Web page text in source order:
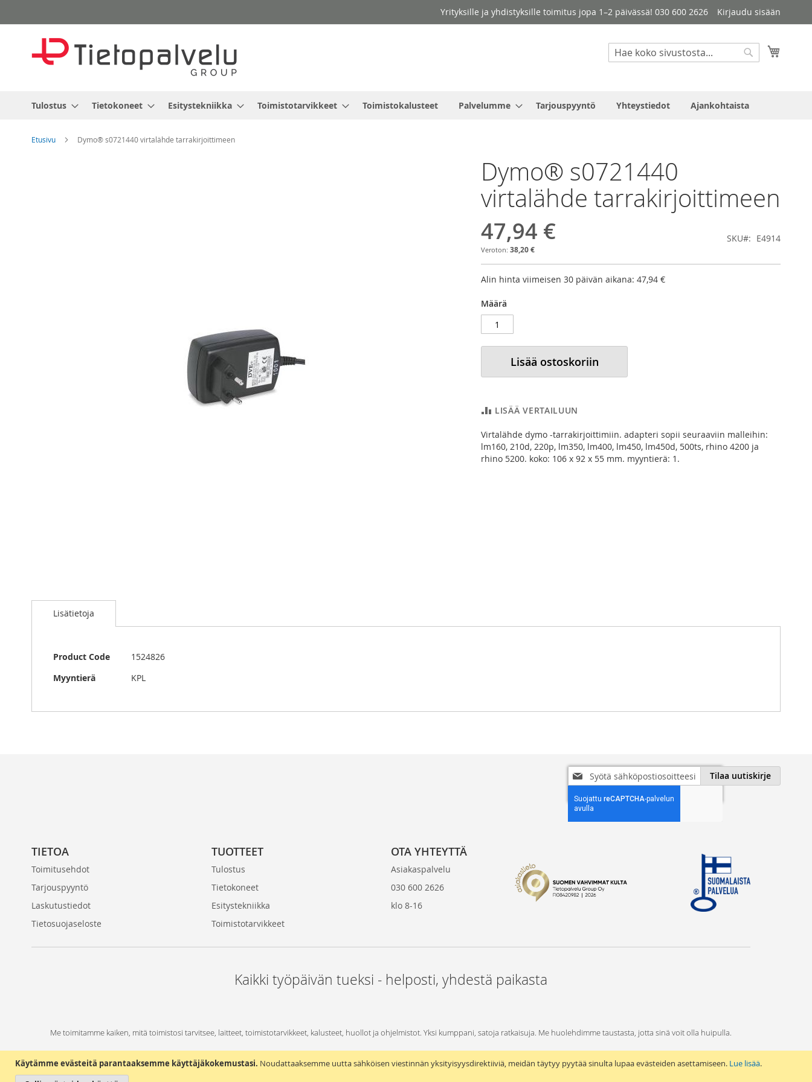
Käytämme evästeitä parantaaksemme käyttäjäkokemustasi. Noudattaaksemme uutta sähköisen viestinnän yksityisyysdirektiiviä, meidän täytyy pyytää sinulta lupaa evästeiden asettamiseen. Lue lisää.
to
Content
Yrityksille ja yhdistyksille toimitus jopa 1–2 päivässä! 030 600 2626 Kirjaudu sisään
Haku
Haku
Tulostus Tietokoneet Esitystekniikka Toimistotarvikkeet Toimistokalusteet Palvelumme Tarjouspyyntö Yhteystiedot Ajankohtaista
Etusivu Dymo® s0721440 virtalähde tarrakirjoittimeen
to
images
gallery
Dymo® s0721440
virtalähde tarrakirjoittimeen
47,94 €
38,20 €
SKU E4914
Alin hinta viimeisen 30 päivän aikana: 47,94 €
Määrä
Lisää ostoskoriin
LISÄÄ VERTAILUUN
Virtalähde dymo -tarrakirjoittimiin. adapteri sopii seuraaviin malleihin:
lm160, 210d, 220p, lm350, lm400, lm450, lm450d, 500ts, rhino 4200 ja
rhino 5200. koko: 106 x 92 x 55 mm. myyntierä: 1.
Lisätietoja
Lisätietoja
Product Code
1524826
Myyntierä
KPL
Tilaa
uutiskirjeemme:
Tilaa uutiskirje
TIETOA
Toimitusehdot
Tarjouspyyntö
Laskutustiedot
Tietosuojaseloste
TUOTTEET
Tulostus
Tietokoneet
Esitystekniikka
Toimistotarvikkeet
OTA YHTEYTTÄ
Asiakaspalvelu
030 600 2626
klo 8-16
Kaikki työpäivän tueksi - helposti, yhdestä paikasta
Me toimitamme kaiken, mitä toimistosi tarvitsee, laitteet, toimistotarvikkeet, kalusteet, huollot ja ohjelmistot. Yksi kumppani, satoja ratkaisuja. Me huolehdimme taustasta, jotta sinä voit olla huipulla.